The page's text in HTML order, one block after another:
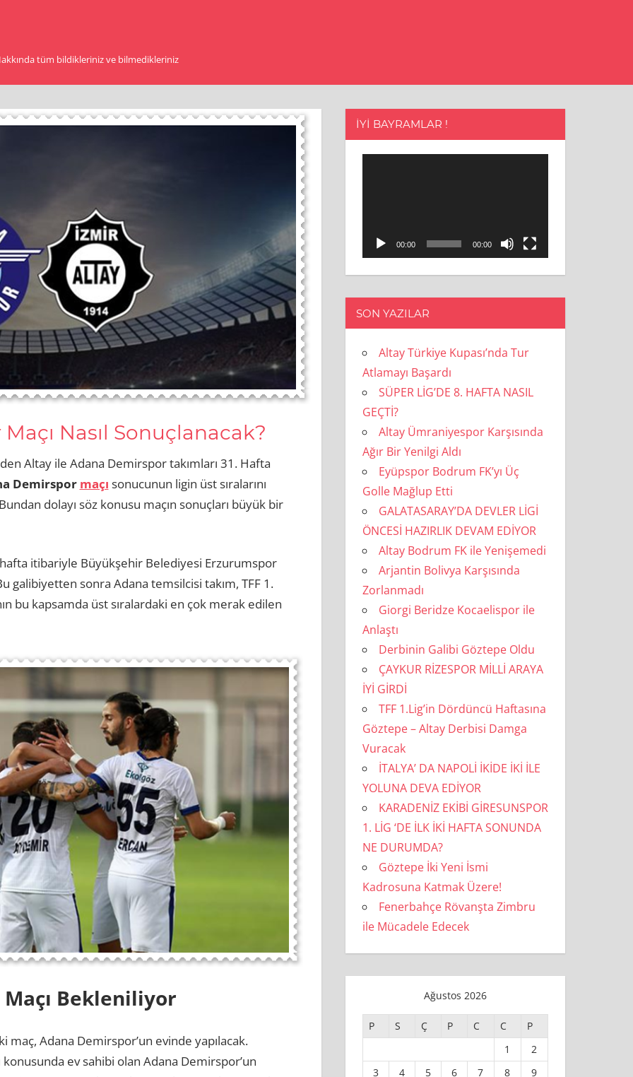
tüm bildikleriniz ve bilmedikleriniz
Nasıl Sonuçlanacak?
Altay ile Adana Demirspor takımları 31. Hafta
Demirspor maçı sonucunun ligin üst sıralarını
dolayı söz konusu maçın sonuçları büyük bir
itibariyle Büyükşehir Belediyesi Erzurumspor
galibiyetten sonra Adana temsilcisi takım, TFF 1.
bu kapsamda üst sıralardaki en çok merak edilen
Bekleniliyor
maç, Adana Demirspor’un evinde yapılacak.
konusunda ev sahibi olan Adana Demirspor’un
İYI BAYRAMLAR !
00:00 00:00
SON YAZILAR
Altay Türkiye Kupası’nda Tur
Atlamayı Başardı
SÜPER LİG’DE 8. HAFTA NASIL
GEÇTİ?
Altay Ümraniyespor Karşısında
Ağır Bir Yenilgi Aldı
Eyüpspor Bodrum FK’yı Üç
Golle Mağlup Etti
GALATASARAY’DA DEVLER LİGİ
ÖNCESİ HAZIRLIK DEVAM EDİYOR
Altay Bodrum FK ile Yenişemedi
Arjantin Bolivya Karşısında
Zorlanmadı
Giorgi Beridze Kocaelispor ile
Anlaştı
Derbinin Galibi Göztepe Oldu
ÇAYKUR RİZESPOR MİLLİ ARAYA
İYİ GİRDİ
TFF 1.Lig’in Dördüncü Haftasına
Göztepe – Altay Derbisi Damga
Vuracak
İTALYA’ DA NAPOLİ İKİDE İKİ İLE
YOLUNA DEVA EDİYOR
KARADENİZ EKİBİ GİRESUNSPOR
1. LİG ‘DE İLK İKİ HAFTA SONUNDA
NE DURUMDA?
Göztepe İki Yeni İsmi
Kadrosuna Katmak Üzere!
Fenerbahçe Rövanşta Zimbru
ile Mücadele Edecek
Ağustos 2026
P S Ç P C C
P
1
2
3
4 5 6 7 8
9